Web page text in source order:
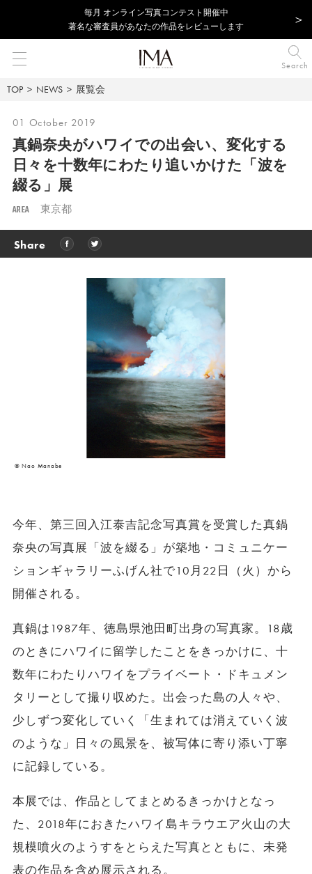
毎⽉ オンライン写真コンテスト開催中
著名な審査員があなたの作品をレビューします
Search
TOP NEWS 展覧会
01 October 2019
真鍋奈央がハワイでの出会い、変化する
日々を十数年にわたり追いかけた「波を
綴る」展
AREA 東京都
Share
© Nao Manabe
今年、第三回入江泰吉記念写真賞を受賞した真鍋
奈央の写真展「波を綴る」が築地・コミュニケー
ションギャラリーふげん社で10月22日（火）から
開催される。
真鍋は1987年、徳島県池田町出身の写真家。18歳
のときにハワイに留学したことをきっかけに、十
数年にわたりハワイをプライベート・ドキュメン
タリーとして撮り収めた。出会った島の人々や、
少しずつ変化していく「生まれては消えていく波
のような」日々の風景を、被写体に寄り添い丁寧
に記録している。
本展では、作品としてまとめるきっかけとなっ
た、2018年におきたハワイ島キラウエア火山の大
規模噴火のようすをとらえた写真とともに、未発
表の作品を含め展示される。